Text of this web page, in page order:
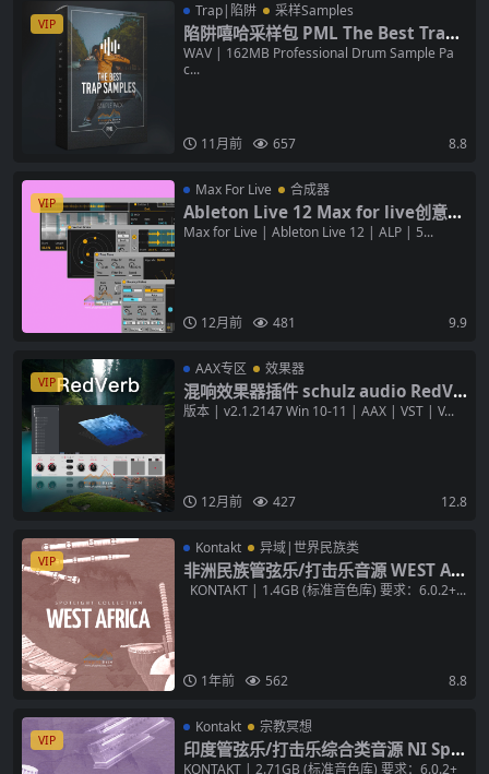
VIP
Trap|陷阱 采样Samples
陷阱嘻哈采样包 PML The Best Trap
Sample Pack WAV 编曲素材
WAV | 162MB Professional Drum Sample Pa
c...
11月前 657 8.8
VIP
Max For Live 合成器
Ableton Live 12 Max for live创意粒
子合成器插件 Inspired by Nature v
Max for Live | Ableton Live 12 | ALP | 5...
12月前 481 9.9
VIP
AAX专区 效果器
混响效果器插件 schulz audio RedVe
rb v2.1.2147 [WiN] Reverb
版本 | v2.1.2147 Win 10-11 | AAX | VST | V...
12月前 427 12.8
VIP
Kontakt 异域|世界民族类
非洲民族管弦乐/打击乐音源 WEST AF
RICA v1.4.1 KONTAKT 音色库
KONTAKT | 1.4GB (标准音色库) 要求：6.0.2+...
1年前 562 8.8
VIP
Kontakt 宗教冥想
印度管弦乐/打击乐综合类音源 NI Spo
tlight Collection India v1.1.1 KON
KONTAKT | 2.71GB (标准音色库) 要求：6.0.2+